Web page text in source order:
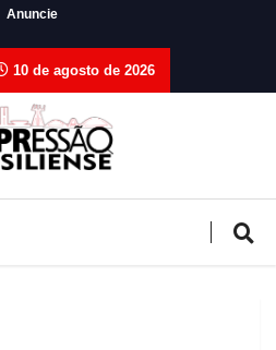
Anuncie
10 de agosto de 2026